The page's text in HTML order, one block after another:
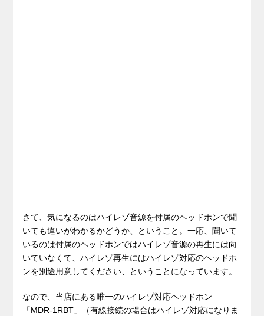
さて、気になるのはハイレゾ音源を付属のヘッドホンで聞
いても違いがわかるかどうか、ということ。一応、聞いて
いるのは付属のヘッドホンではハイレゾ音源の再生には向
いていなくて、ハイレゾ再生にはハイレゾ対応のヘッドホ
ンを別途用意してください、ということになっています。
なので、当店にある唯一のハイレゾ対応ヘッドホン
「MDR-1RBT」（有線接続の場合はハイレゾ対応になりま